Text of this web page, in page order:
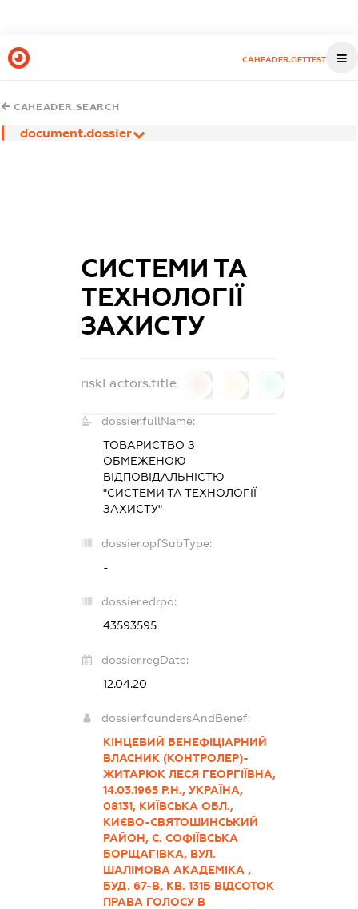
CAHEADER.GETTEST
CAHEADER.SEARCH
document.dossier
СИСТЕМИ ТА
ТЕХНОЛОГІЇ
ЗАХИСТУ
riskFactors.title
dossier.fullName:
ТОВАРИСТВО З
ОБМЕЖЕНОЮ
ВІДПОВІДАЛЬНІСТЮ
"СИСТЕМИ ТА ТЕХНОЛОГІЇ
ЗАХИСТУ"
dossier.opfSubType:
-
dossier.edrpo:
43593595
dossier.regDate:
12.04.20
dossier.foundersAndBenef:
КІНЦЕВИЙ БЕНЕФІЦІАРНИЙ
ВЛАСНИК (КОНТРОЛЕР)-
ЖИТАРЮК ЛЕСЯ ГЕОРГІЇВНА,
14.03.1965 Р.Н., УКРАЇНА,
08131, КИЇВСЬКА ОБЛ.,
КИЄВО-СВЯТОШИНСЬКИЙ
РАЙОН, С. СОФІЇВСЬКА
БОРЩАГІВКА, ВУЛ.
ШАЛІМОВА АКАДЕМІКА ,
БУД. 67-В, КВ. 131Б ВІДСОТОК
ПРАВА ГОЛОСУ В